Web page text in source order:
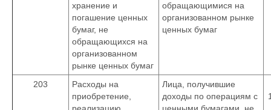
хранение и
погашение ценных
бумаг, не
обращающихся на
организованном
рынке ценных бумаг
обращающимися на
организованном рынке
ценных бумаг
203
Расходы на
приобретение,
Лица, получившие
доходы по операциям с